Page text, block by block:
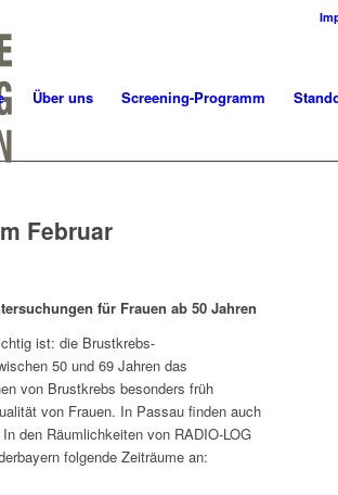
Über uns Screening-Programm
Februar
für Frauen ab 50 Jahren
ist: die Brustkrebs-
50 und 69 Jahren das
von Brustkrebs besonders früh
von Frauen. In Passau finden auch
den Räumlichkeiten von RADIO-LOG
folgende Zeiträume an: